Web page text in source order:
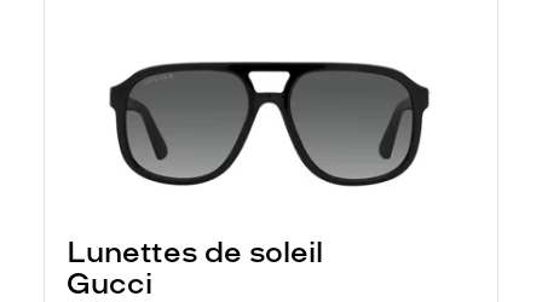
Lunettes de soleil
Gucci